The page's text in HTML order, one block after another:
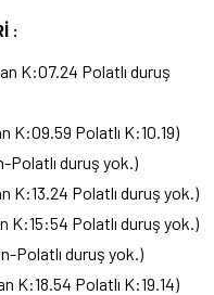
:
K:07.24 Polatlı duruş
K:09.59 Polatlı K:10.19)
Polatlı duruş yok.)
K:13.24 Polatlı duruş yok.)
K:15:54 Polatlı duruş yok.)
Polatlı duruş yok.)
K:18.54 Polatlı K:19.14)